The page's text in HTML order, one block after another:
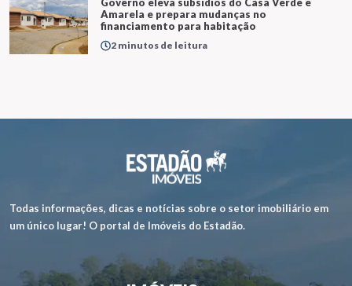
Amarela e prepara mudanças no
financiamento para habitação
2 minutos de leitura
Todas informações, dicas e notícias sobre o setor imobiliário em
um único lugar! O portal de Imóveis do Estadão.